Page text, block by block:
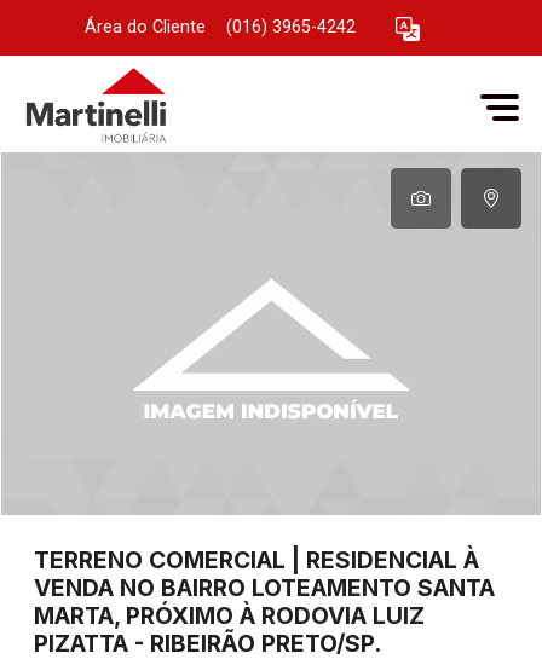
Área do Cliente (016) 3965-4242
TERRENO COMERCIAL | RESIDENCIAL À
VENDA NO BAIRRO LOTEAMENTO SANTA
MARTA, PRÓXIMO À RODOVIA LUIZ
PIZATTA - RIBEIRÃO PRETO/SP.